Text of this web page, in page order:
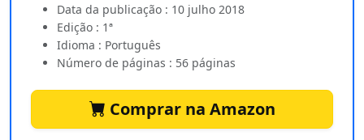
Data da publicação : 10 julho 2018
Edição : 1ª
Idioma : Português
Número de páginas : 56 páginas
Comprar na Amazon